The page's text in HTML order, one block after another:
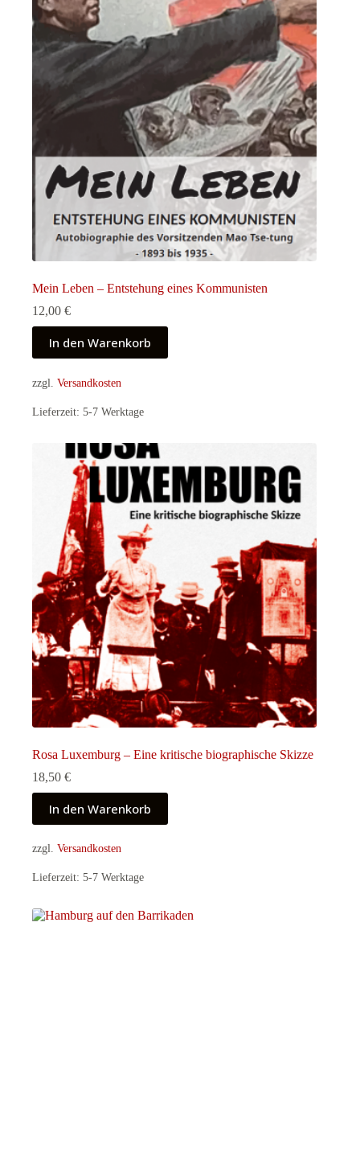
Mein Leben – Entstehung eines Kommunisten
12,00 €
In den Warenkorb
zzgl. Versandkosten
Lieferzeit: 5-7 Werktage
Rosa Luxemburg – Eine kritische biographische Skizze
18,50 €
In den Warenkorb
zzgl. Versandkosten
Lieferzeit: 5-7 Werktage